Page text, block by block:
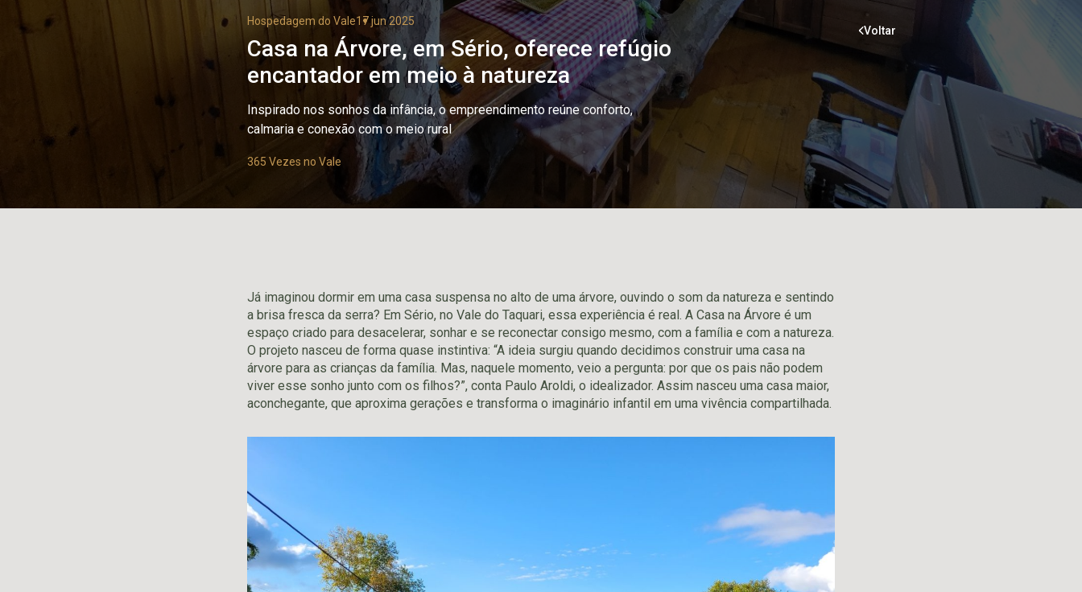
Hospedagem do Vale17 jun 2025
Casa na Árvore, em Sério, oferece refúgio
encantador em meio à natureza
Inspirado nos sonhos da infância, o empreendimento reúne conforto,
calmaria e conexão com o meio rural
365 Vezes no Vale
Voltar
Já imaginou dormir em uma casa suspensa no alto de uma árvore, ouvindo o som da natureza e sentindo
a brisa fresca da serra? Em Sério, no Vale do Taquari, essa experiência é real. A Casa na Árvore é um
espaço criado para desacelerar, sonhar e se reconectar consigo mesmo, com a família e com a natureza.
O projeto nasceu de forma quase instintiva: “A ideia surgiu quando decidimos construir uma casa na
árvore para as crianças da família. Mas, naquele momento, veio a pergunta: por que os pais não podem
viver esse sonho junto com os filhos?”, conta Paulo Aroldi, o idealizador. Assim nasceu uma casa maior,
aconchegante, que aproxima gerações e transforma o imaginário infantil em uma vivência compartilhada.